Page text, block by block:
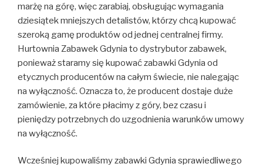
marżę na górę, więc zarabiaj, obsługując wymagania
dziesiątek mniejszych detalistów, którzy chcą kupować
szeroką gamę produktów od jednej centralnej firmy.
Hurtownia Zabawek Gdynia to dystrybutor zabawek,
ponieważ staramy się kupować zabawki Gdynia od
etycznych producentów na całym świecie, nie nalegając
na wyłączność. Oznacza to, że producent dostaje duże
zamówienie, za które płacimy z góry, bez czasu i
pieniędzy potrzebnych do uzgodnienia warunków umowy
na wyłączność.
Wcześniej kupowaliśmy zabawki Gdynia sprawiedliwego